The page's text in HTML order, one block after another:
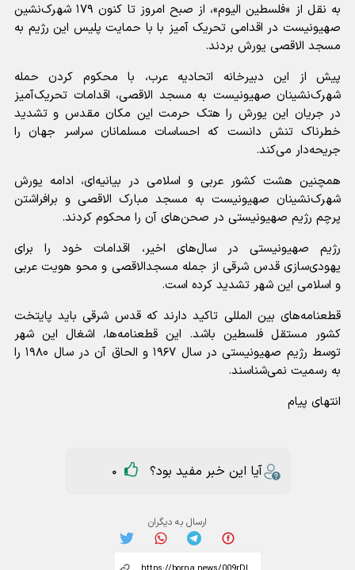
به نقل از «فلسطین الیوم»، از صبح امروز تا کنون ۱۷۹ شهرک‌نشین
صهیونیست در اقدامی تحریک آمیز با با حمایت پلیس این رژیم به
مسجد الاقصی یورش بردند.
پیش از این دبیرخانه اتحادیه عرب، با محکوم کردن حمله
شهرک‌نشینان صهیونیست به مسجد الاقصی، اقدامات تحریک‌آمیز
در جریان این یورش را هتک حرمت این مکان مقدس و تشدید
خطرناک تنش دانست که احساسات مسلمانان سراسر جهان را
جریحه‌دار می‌کند.
همچنین هشت کشور عربی و اسلامی در بیانیه‌ای، ادامه یورش
شهرک‌نشینان صهیونیست به مسجد مبارک الاقصی و برافراشتن
پرچم رژیم صهیونیستی در صحن‌های آن را محکوم کردند.
رژیم صهیونیستی در سال‌های اخیر، اقدامات خود را برای
یهودی‌سازی قدس شرقی از جمله مسجدالاقصی و محو هویت عربی
و اسلامی این شهر تشدید کرده است.
قطعنامه‌های بین المللی تاکید دارند که قدس شرقی باید پایتخت
کشور مستقل فلسطین باشد. این قطعنامه‌ها، اشغال این شهر
توسط رژیم صهیونیستی در سال ۱۹۶۷ و الحاق آن در سال ۱۹۸۰ را
به رسمیت نمی‌شناسند.
انتهای پیام
آیا این خبر مفید بود؟ 0
ارسال به دیگران